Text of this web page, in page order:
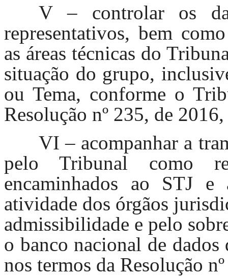
V – controlar os
representativos, bem
as áreas técnicas do
situação do grupo,
ou Tema, conforme o
Resolução nº 235, de
VI – acompanhar a
pelo Tribunal como
encaminhados ao STJ
atividade dos órgãos
admissibilidade e pelo
o banco nacional de
nos termos da Resolução